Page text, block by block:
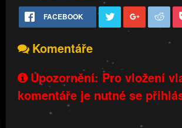
FACEBOOK
Komentáře
Upozornění: Pro vložení
komentáře je nutné se